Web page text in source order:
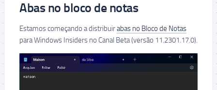
Abas no bloco de notas
Estamos começando a distribuirabas no Bloco de Notas
para Windows Insiders no Canal Beta (versão 11.2301.17.0).